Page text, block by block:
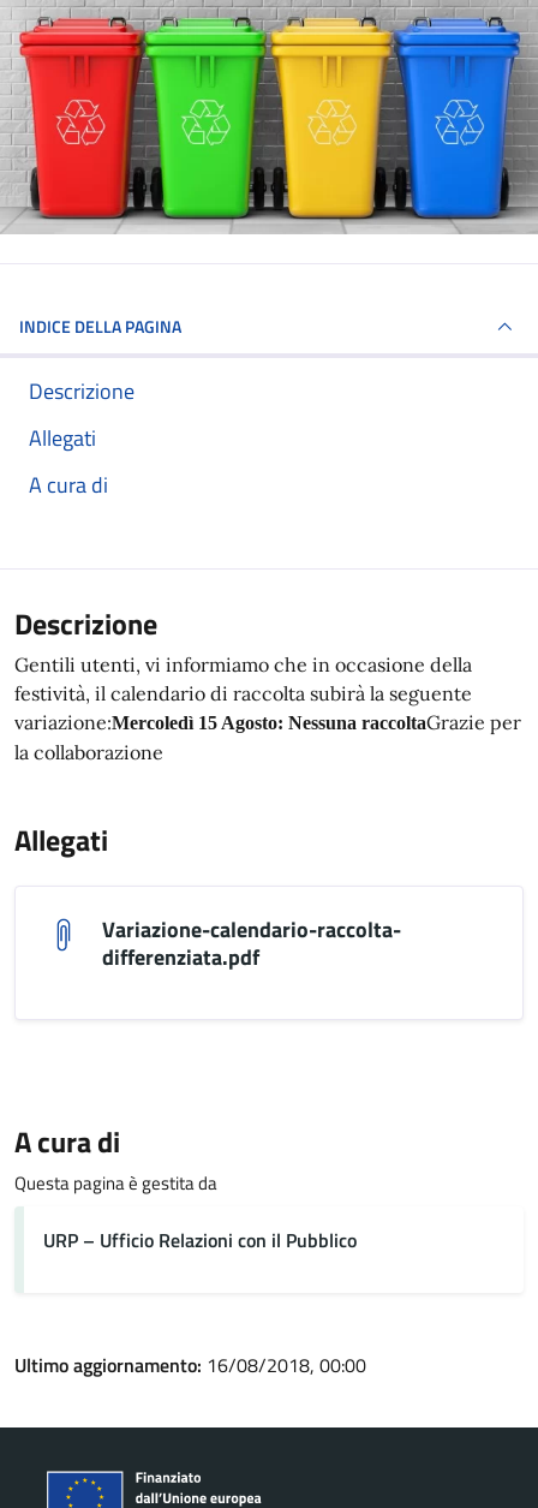
INDICE DELLA PAGINA
Descrizione
Allegati
A cura di
Descrizione
Gentili utenti, vi informiamo che in occasione della
festività, il calendario di raccolta subirà la seguente
variazione:Mercoledì 15 Agosto: Nessuna raccoltaGrazie per
la collaborazione
Allegati
Variazione-calendario-raccolta-
differenziata.pdf
A cura di
Questa pagina è gestita da
URP – Ufficio Relazioni con il Pubblico
Ultimo aggiornamento: 16/08/2018, 00:00